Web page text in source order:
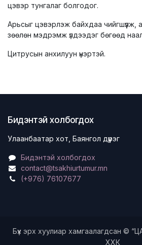
цэвэр тунгалаг болгодог.
Арьсыг цэвэрлэж байхдаа чийгшүүлж,
зөөлөн мэдрэмж үлдээдэг бөгөөд
Цитрусын анхилуун үнэртэй.
Бидэнтэй холбогдох
Улаанбаатар хот, Баянгол дүүрэг
Бидэнтэй холбогдох
contact@tsakhiurtumur.mn
(+976) 76107677
Бүх эрх хуулиар хамгаалагдсан ©
ХХК